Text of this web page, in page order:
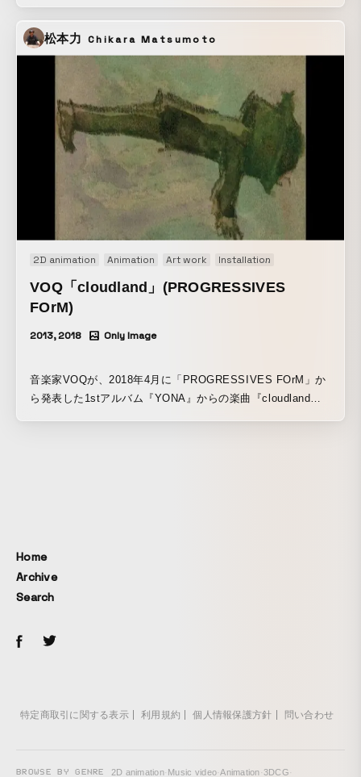
技術を活かし、 明るい前向きな生活ができるように、 新し
い生活様式＝New Normalを作るお手伝いをします。
松本力 Chikara Matsumoto
2D animation Animation Art work Installation
VOQ「cloudland」(PROGRESSIVES
FOrM)
2013, 2018 Only Image
音楽家VOQが、2018年4月に「PROGRESSIVES FOrM」か
ら発表した1stアルバム『YONA』からの楽曲『cloudland』
たので、できましたら、画面を縦にしてご覧ください。
Home
Archive
Search
特定商取引に関する表示 利用規約 個人情報保護方針 問い合わせ
BROWSE BY GENRE 2D animation· Music video·Animation·3DCG·